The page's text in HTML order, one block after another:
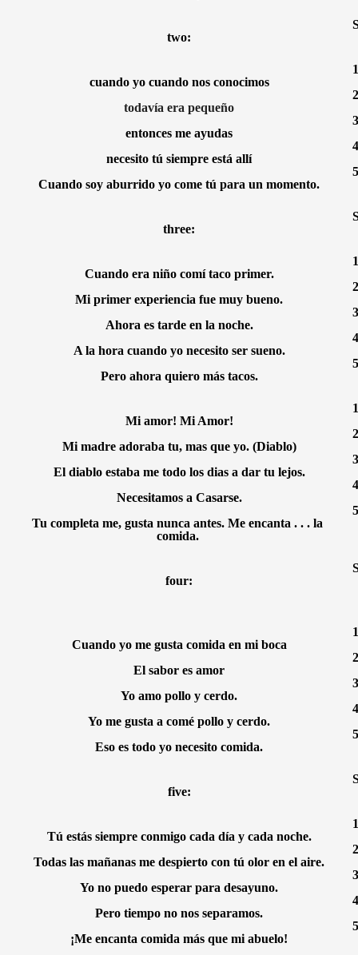
two:
cuando yo cuando nos conocimos
todavía era pequeño
entonces me ayudas
necesito tú siempre está allí
Cuando soy aburrido yo come tú para un momento.
three:
Cuando era niño comí taco primer.
Mi primer experiencia fue muy bueno.
Ahora es tarde en la noche.
A la hora cuando yo necesito ser sueno.
Pero ahora quiero más tacos.
Mi amor! Mi Amor!
Mi madre adoraba tu, mas que yo. (Diablo)
El diablo estaba me todo los dias a dar tu lejos.
Necesitamos a Casarse.
Tu completa me, gusta nunca antes. Me encanta . . . la
comida.
four:
Cuando yo me gusta comida en mi boca
El sabor es amor
Yo amo pollo y cerdo.
Yo me gusta a comé pollo y cerdo.
Eso es todo yo necesito comida.
five:
Tú estás siempre conmigo cada día y cada noche.
Todas las mañanas me despierto con tú olor en el aire.
Yo no puedo esperar para desayuno.
Pero tiempo no nos separamos.
¡Me encanta comida más que mi abuelo!